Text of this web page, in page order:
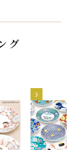
グ
3